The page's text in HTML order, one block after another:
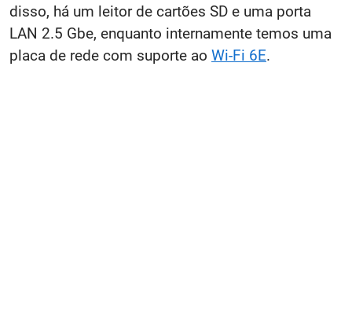
disso, há um leitor de cartões SD e uma porta
LAN 2.5 Gbe, enquanto internamente temos uma
placa de rede com suporte ao Wi-Fi 6E.